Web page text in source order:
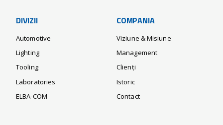
DIVIZII
Automotive
Lighting
Tooling
Laboratories
ELBA-COM
COMPANIA
Viziune & Misiune
Management
Clienți
Istoric
Contact